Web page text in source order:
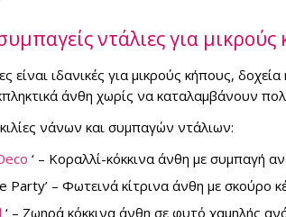
ντάλιες για
είναι ιδανικές για μικρούς κήπους,
άνθη χωρίς να καταλαμβάνουν
νάνων και συμπαγών ντάλιων:
‘ – Κοραλλί-κόκκινα άνθη με συμπαγή
Party’ – Φωτεινά κίτρινα άνθη με σκούρο
‘ – Ζωηρά κόκκινα άνθη σε φυτό χαμηλής